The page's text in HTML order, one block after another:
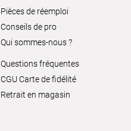
Pièces de réemploi
Conseils de pro
Qui sommes-nous ?
Questions fréquentes
CGU Carte de fidélité
Retrait en magasin